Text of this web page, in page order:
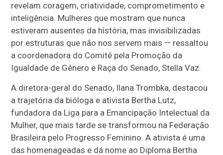
revelam coragem, criatividade, comprometimento e
inteligência. Mulheres que mostram que nunca
estiveram ausentes da história, mas invisibilizadas
por estruturas que não nos servem mais — ressaltou
a coordenadora do Comitê pela Promoção da
Igualdade de Gênero e Raça do Senado, Stella Vaz.
A diretora-geral do Senado, Ilana Trombka, destacou
a trajetória da bióloga e ativista Bertha Lutz,
fundadora da Liga para a Emancipação Intelectual da
Mulher, que mais tarde se transformou na Federação
Brasileira pelo Progresso Feminino. A ativista é uma
das homenageadas e dá nome ao Diploma Bertha